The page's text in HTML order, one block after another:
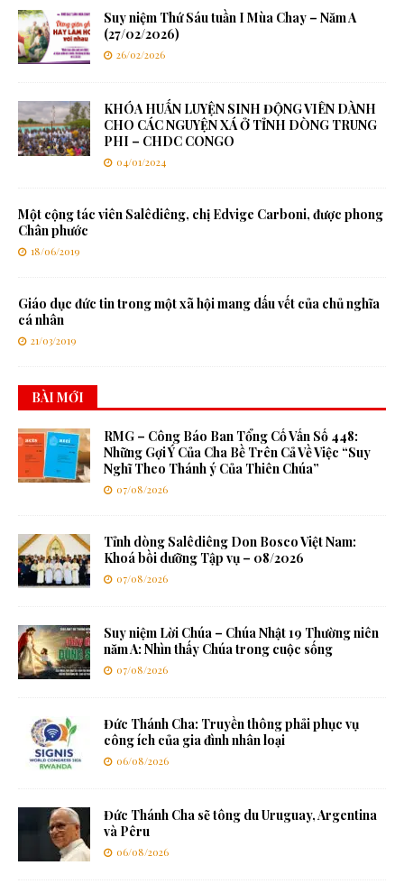
Suy niệm Thứ Sáu tuần I Mùa Chay – Năm A
(27/02/2026)
26/02/2026
KHÓA HUẤN LUYỆN SINH ĐỘNG VIÊN DÀNH
CHO CÁC NGUYỆN XÁ Ở TỈNH DÒNG TRUNG
PHI – CHDC CONGO
04/01/2024
Một cộng tác viên Salêdiêng, chị Edvige Carboni, được phong
Chân phước
18/06/2019
Giáo dục đức tin trong một xã hội mang dấu vết của chủ nghĩa
cá nhân
21/03/2019
BÀI MỚI
RMG – Công Báo Ban Tổng Cố Vấn Số 448:
Những Gợi Ý Của Cha Bề Trên Cả Về Việc “Suy
Nghĩ Theo Thánh ý Của Thiên Chúa”
07/08/2026
Tỉnh dòng Salêdiêng Don Bosco Việt Nam:
Khoá bồi dưỡng Tập vụ – 08/2026
07/08/2026
Suy niệm Lời Chúa – Chúa Nhật 19 Thường niên
năm A: Nhìn thấy Chúa trong cuộc sống
07/08/2026
Đức Thánh Cha: Truyền thông phải phục vụ
công ích của gia đình nhân loại
06/08/2026
Đức Thánh Cha sẽ tông du Uruguay, Argentina
và Pêru
06/08/2026